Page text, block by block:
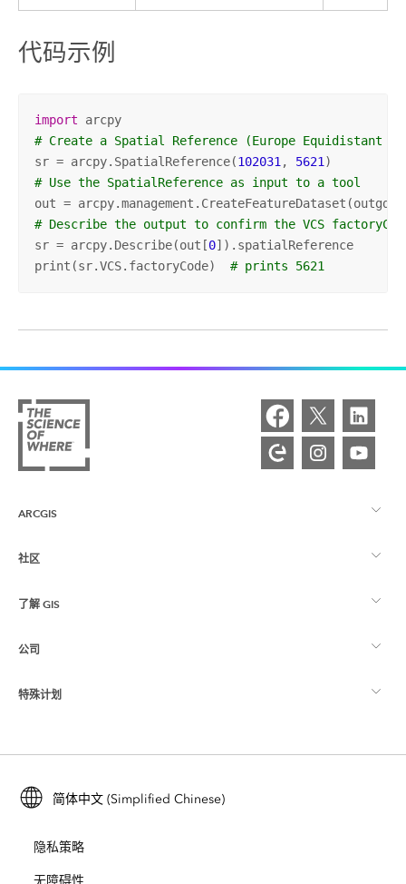
代码示例
import
arcpy
# Create a Spatial Reference (Europe Equidistant
sr = arcpy.SpatialReference(102031, 5621
# Use the SpatialReference as input to a tool
out =
# Describe the output to confirm the VCS
sr = arcpy.Describe(out[0]).spatialReference
print(sr.VCS.factoryCode) # prints 5621
ARCGIS
ArcGIS 概览
制图
社区
Esri 社区
ArcGIS 博客
用户研究和测试
Esri 年轻专家关系网
了解 GIS
什么是 GIS？
位置智能
培训
ArcUser
ArcNews
公司
关于 Esri
招贤纳士
开放视野
特殊计划
ArcGIS for Student Use
保护
简体中文 (Simplified Chinese)
隐私策略
无障碍性